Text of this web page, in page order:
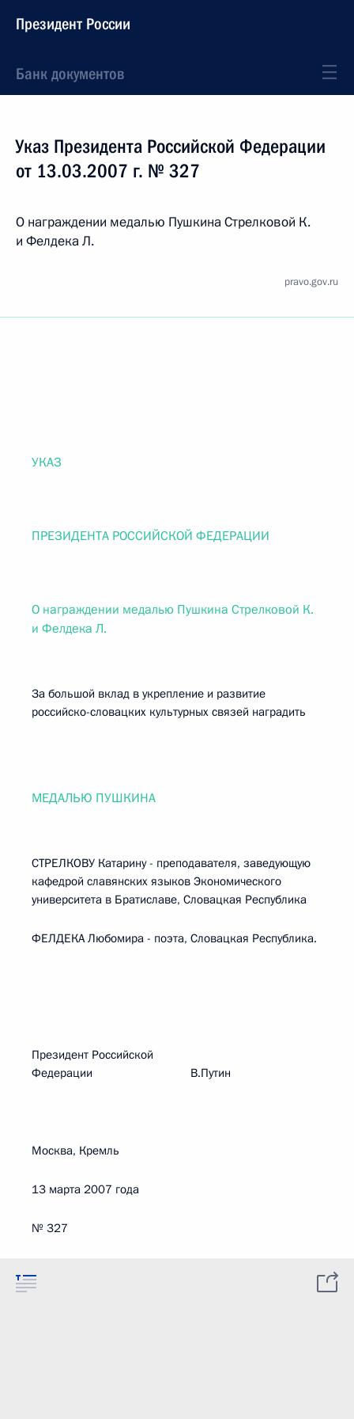
Президент России
Банк документов
Указ Президента Российской Федерации
от 13.03.2007 г. № 327
О награждении медалью Пушкина Стрелковой К.
и Фелдека Л.
pravo.gov.ru
УКАЗ
ПРЕЗИДЕНТА РОССИЙСКОЙ ФЕДЕРАЦИИ
О награждении медалью Пушкина Стрелковой К.
и Фелдека Л.
За большой вклад в укрепление и развитие
российско-словацких культурных связей наградить
МЕДАЛЬЮ ПУШКИНА
СТРЕЛКОВУ Катарину - преподавателя, заведующую
кафедрой славянских языков Экономического
университета в Братиславе, Словацкая Республика
ФЕЛДЕКА Любомира - поэта, Словацкая Республика.
Президент Российской
Федерации В.Путин
Москва, Кремль
13 марта 2007 года
№ 327